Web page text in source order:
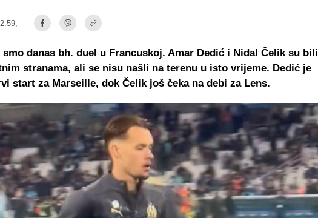
smo danas bh. duel u Francuskoj. Amar Dedić i Nidal Čelik su bili
stranama, ali se nisu našli na terenu u isto vrijeme. Dedić je
start za Marseille, dok Čelik još čeka na debi za Lens.